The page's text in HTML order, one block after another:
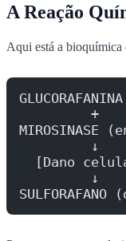
A Reação
Aqui está a bioquímica
         +
MIROSINASE
         ↓
[Dano
         ↓